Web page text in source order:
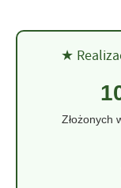
★
Złożonych